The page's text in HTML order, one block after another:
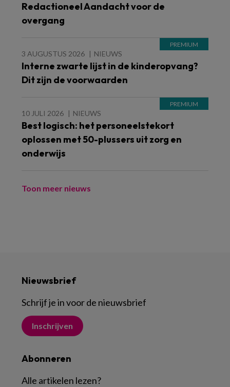
Redactioneel Aandacht voor de
overgang
3 AUGUSTUS 2026 NIEUWS
Interne zwarte lijst in de kinderopvang?
Dit zijn de voorwaarden
10 JULI 2026 NIEUWS
Best logisch: het personeelstekort
oplossen met 50-plussers uit zorg en
onderwijs
Toon meer nieuws
Nieuwsbrief
Schrijf je in voor de nieuwsbrief
Inschrijven
Abonneren
Alle artikelen lezen?